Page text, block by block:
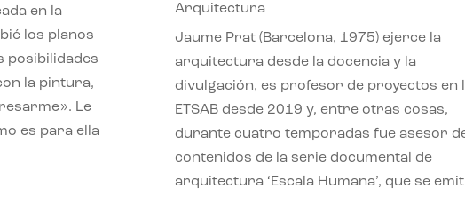
en la
los planos
posibilidades
la pintura,
Le
es para ella
Arquitectura
Jaume Prat (Barcelona, 1975) ejerce la
arquitectura desde la docencia y la
divulgación, es profesor de proyectos en
ETSAB desde 2019 y, entre otras cosas,
durante cuatro temporadas fue asesor
contenidos de la serie documental de
arquitectura ‘Escala Humana’, que se